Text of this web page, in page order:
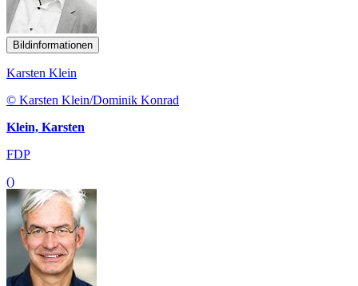
Bildinformationen
Karsten Klein
© Karsten Klein/Dominik Konrad
Klein, Karsten
FDP
()